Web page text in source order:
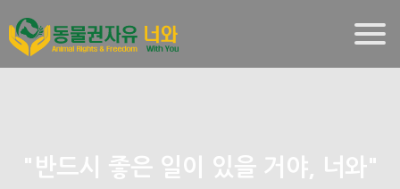
"반드시 좋은 일이 있을 거야, 너와"